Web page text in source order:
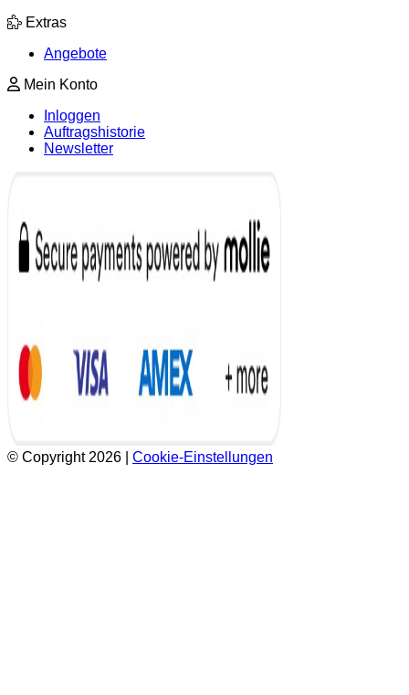
Extras
Angebote
Mein Konto
Inloggen
Auftragshistorie
Newsletter
© Copyright 2026 Cookie-Einstellungen